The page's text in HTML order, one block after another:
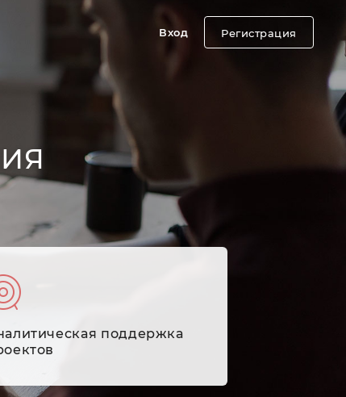
Вход Регистрация
поддержка